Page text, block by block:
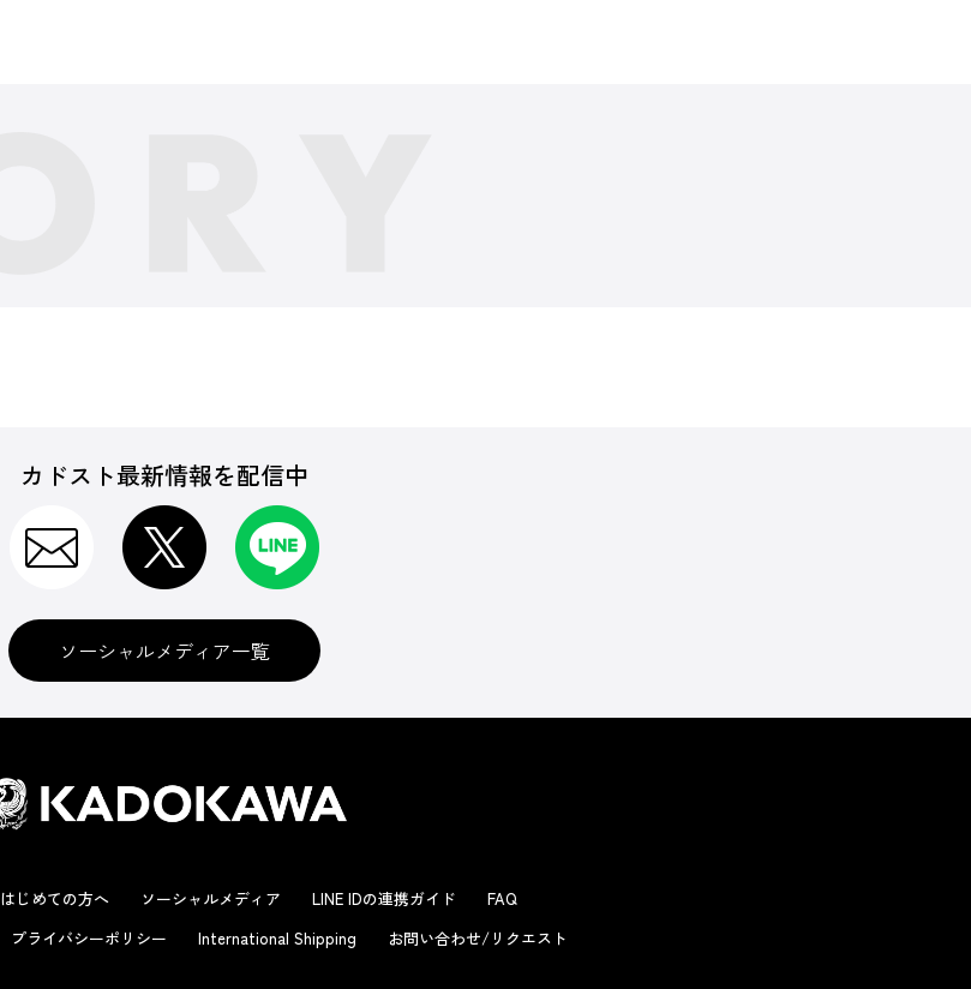
カドスト最新情報を配信中
ソーシャルメディア一覧
はじめての方へ ソーシャルメディア LINE IDの連携ガイド
FAQ
プライバシーポリシー International Shipping お問い合わせ/リクエスト